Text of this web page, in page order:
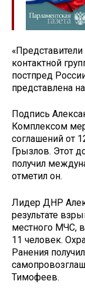
контактной
постпред
представлена
Подпись
Комплексом
соглашений от
Грызлов. Этот
получил
отметил он.
Лидер ДНР
результате
местного МЧС, в
11 человек.
Ранения
Тимофеев.